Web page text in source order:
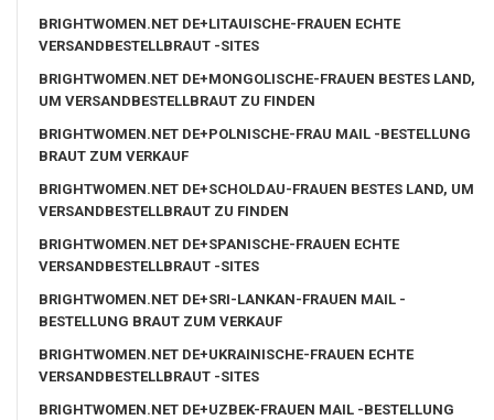
BRIGHTWOMEN.NET DE+LITAUISCHE-FRAUEN ECHTE
VERSANDBESTELLBRAUT -SITES
BRIGHTWOMEN.NET DE+MONGOLISCHE-FRAUEN BESTES LAND,
UM VERSANDBESTELLBRAUT ZU FINDEN
BRIGHTWOMEN.NET DE+POLNISCHE-FRAU MAIL -BESTELLUNG
BRAUT ZUM VERKAUF
BRIGHTWOMEN.NET DE+SCHOLDAU-FRAUEN BESTES LAND, UM
VERSANDBESTELLBRAUT ZU FINDEN
BRIGHTWOMEN.NET DE+SPANISCHE-FRAUEN ECHTE
VERSANDBESTELLBRAUT -SITES
BRIGHTWOMEN.NET DE+SRI-LANKAN-FRAUEN MAIL -
BESTELLUNG BRAUT ZUM VERKAUF
BRIGHTWOMEN.NET DE+UKRAINISCHE-FRAUEN ECHTE
VERSANDBESTELLBRAUT -SITES
BRIGHTWOMEN.NET DE+UZBEK-FRAUEN MAIL -BESTELLUNG